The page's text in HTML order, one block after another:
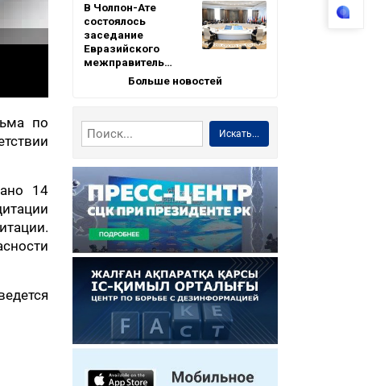
по
14
В Чолпон-Ате
состоялось
заседание
Евразийского
межправитель…
Больше новостей
Искать...